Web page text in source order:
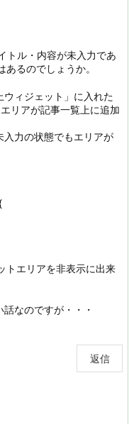
トル・内容が未入力であ
るのでしょうか。
ィジェット」に入れた
リアが記事一覧上に追加
入力の状態でもエリアが
トエリアを非表示に出来
なのですが・・・
返信